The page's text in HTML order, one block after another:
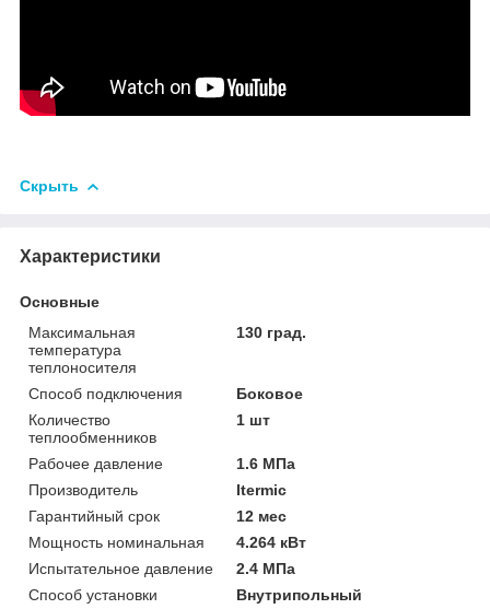
Скрыть
Характеристики
Основные
Максимальная
температура
теплоносителя
130 град.
Способ подключения
Боковое
Количество
теплообменников
1 шт
Рабочее давление
1.6 МПа
Производитель
Itermic
Гарантийный срок
12 мес
Мощность номинальная
4.264 кВт
Испытательное давление
2.4 МПа
Способ установки
Внутрипольный